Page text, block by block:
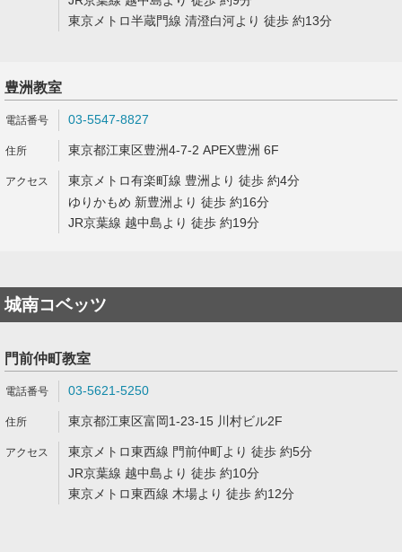
東京メトロ半蔵門線 清澄白河より 徒歩 約13分
豊洲教室
03-5547-8827
東京都江東区豊洲4-7-2 APEX豊洲 6F
東京メトロ有楽町線 豊洲より 徒歩 約4分
ゆりかもめ 新豊洲より 徒歩 約16分
JR京葉線 越中島より 徒歩 約19分
城南コベッツ
門前仲町教室
03-5621-5250
東京都江東区富岡1-23-15 川村ビル2F
東京メトロ東西線 門前仲町より 徒歩 約5分
JR京葉線 越中島より 徒歩 約10分
東京メトロ東西線 木場より 徒歩 約12分